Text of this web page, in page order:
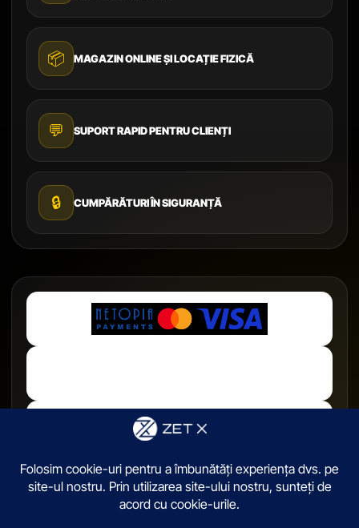
📦 MAGAZIN ONLINE ȘI LOCAȚIE FIZICĂ
💬 SUPORT RAPID PENTRU CLIENȚI
🔒 CUMPĂRĂTURI ÎN SIGURANȚĂ